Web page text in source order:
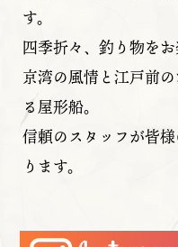
す。
四季折々、釣り物を
京湾の風情と江戸前
る屋形船。
信頼のスタッフが皆
ります。